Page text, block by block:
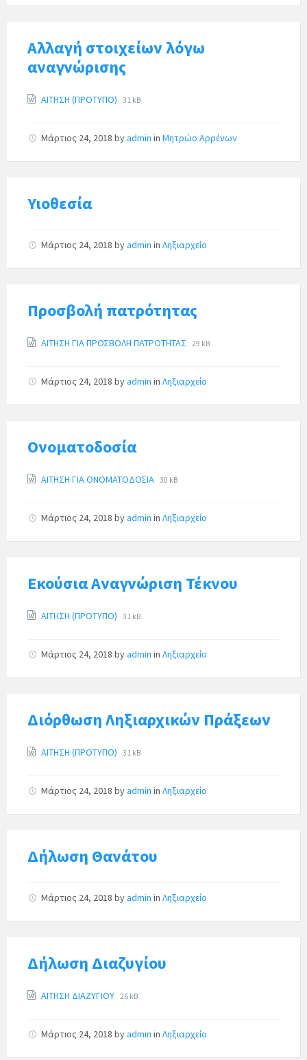
Αλλαγή στοιχείων λόγω
αναγνώρισης
ΑΙΤΗΣΗ (ΠΡΟΤΥΠΟ) 31 kB
Μάρτιος 24, 2018 byadmin in Μητρώο Αρρένων
Υιοθεσία
Μάρτιος 24, 2018 byadmin in Ληξιαρχείο
Προσβολή πατρότητας
ΑΙΤΗΣΗ ΓΙΑ ΠΡΟΣΒΟΛΗ ΠΑΤΡΟΤΗΤΑΣ 29 kB
Μάρτιος 24, 2018 byadmin in Ληξιαρχείο
Ονοματοδοσία
ΑΙΤΗΣΗ ΓΙΑ ΟΝΟΜΑΤΟΔΟΣΙΑ 30 kB
Μάρτιος 24, 2018 byadmin in Ληξιαρχείο
Εκούσια Αναγνώριση Τέκνου
ΑΙΤΗΣΗ (ΠΡΟΤΥΠΟ) 31 kB
Μάρτιος 24, 2018 byadmin in Ληξιαρχείο
Διόρθωση Ληξιαρχικών Πράξεων
ΑΙΤΗΣΗ (ΠΡΟΤΥΠΟ) 31 kB
Μάρτιος 24, 2018 byadmin in Ληξιαρχείο
Δήλωση Θανάτου
Μάρτιος 24, 2018 byadmin in Ληξιαρχείο
Δήλωση Διαζυγίου
ΑΙΤΗΣΗ ΔΙΑΖΥΓΙΟΥ 26 kB
Μάρτιος 24, 2018 byadmin in Ληξιαρχείο